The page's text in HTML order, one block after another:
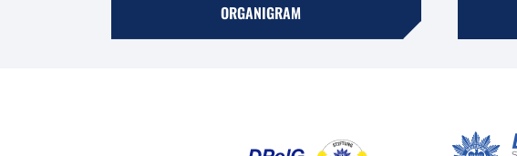
ORGANIGRAM